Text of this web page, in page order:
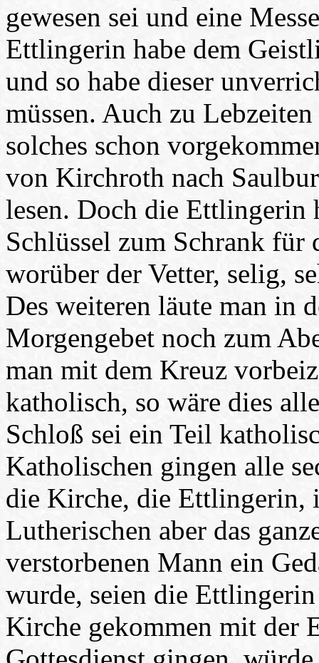
gewesen sei und eine
Ettlingerin habe dem
und so habe dieser
müssen. Auch zu
solches schon
von Kirchroth nach
lesen. Doch die Ettlingerin
Schlüssel zum Schrank
worüber der Vetter, selig,
Des weiteren läute man in
Morgengebet noch zum
man mit dem Kreuz
katholisch, so wäre dies
Schloß sei ein Teil
Katholischen gingen alle
die Kirche, die Ettlingerin,
Lutherischen aber das
verstorbenen Mann ein
wurde, seien die
Kirche gekommen mit der